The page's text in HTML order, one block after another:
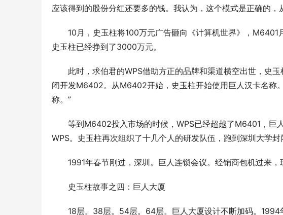
应该得到的股份分红还要多的钱。我认为，这个模式是正确的
10月，史玉柱将100万元广告砸向《计算机世界》，M6401
史玉柱已经挣到了3000万元。
此时，求伯君的WPS借助方正的品牌和渠道横空出世，史玉
闭开发M6402。从M6402开始，史玉柱开始使用巨人汉卡名称
称。”
等到M6402投入市场的时候，WPS已经超越了M6401，巨
WPS。史玉柱再次组织了十几个人的研发队伍，跑到深圳大学
1991年春节刚过，深圳。巨人连锁会议。经销商包机过来，
史玉柱故事之四：巨人大厦
18层。38层。54层。64层。巨人大厦设计不断加码。1994